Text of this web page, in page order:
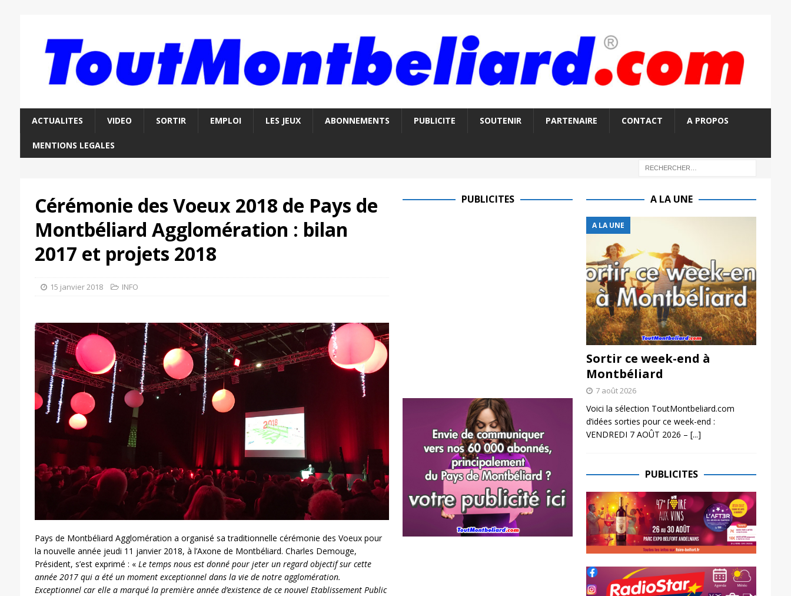
ACTUALITES VIDEO SORTIR EMPLOI LES JEUX ABONNEMENTS PUBLICITE SOUTENIR PARTENAIRE CONTACT A PROPOS
MENTIONS LEGALES
Cérémonie des Voeux 2018 de Pays de
Montbéliard Agglomération : bilan
2017 et projets 2018
15 janvier 2018 INFO
Pays de Montbéliard Agglomération a organisé sa traditionnelle cérémonie des Voeux pour
la nouvelle année jeudi 11 janvier 2018, à l’Axone de Montbéliard. Charles Demouge,
Président, s’est exprimé : « Le temps nous est donné pour jeter un regard objectif sur cette
année 2017 qui a été un moment exceptionnel dans la vie de notre agglomération.
Exceptionnel car elle a marqué la première année d’existence de ce nouvel Etablissement Public
PUBLICITES A LA UNE
A LA UNE
Sortir ce week-end à
Montbéliard
7 août 2026
Voici la sélection ToutMontbeliard.com
d’idées sorties pour ce week-end :
VENDREDI 7 AOÛT 2026 – [...]
PUBLICITES